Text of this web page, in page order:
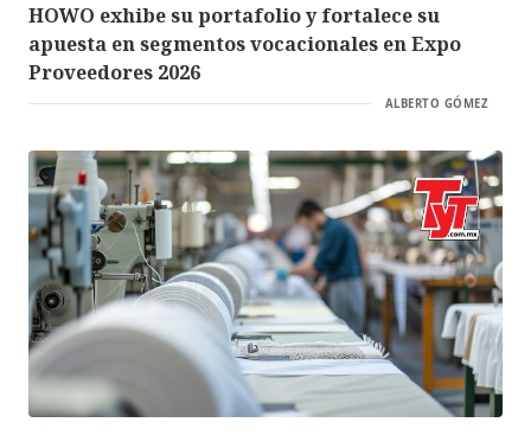
HOWO exhibe su portafolio y fortalece su
apuesta en segmentos vocacionales en Expo
Proveedores 2026
ALBERTO GÓMEZ